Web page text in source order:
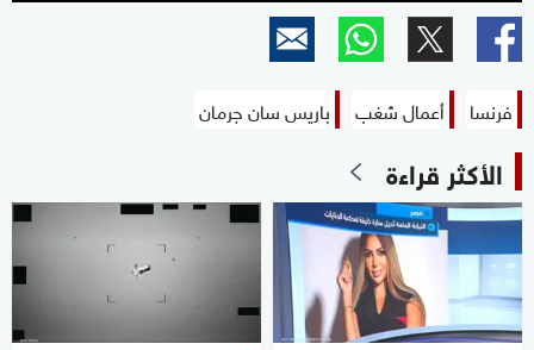
فرنسا أعمال شغب باريس سان جرمان
الأكثر قراءة